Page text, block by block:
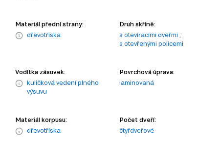
Materiál přední strany:
dřevotříska
Druh skříně:
s otevíracími dveřmi ;
s otevřenými policemi
Vodítka zásuvek:
kuličková vedení plného
výsuvu
Povrchová úprava:
laminovaná
Materiál korpusu:
dřevotříska
Počet dveří:
čtyřdveřové